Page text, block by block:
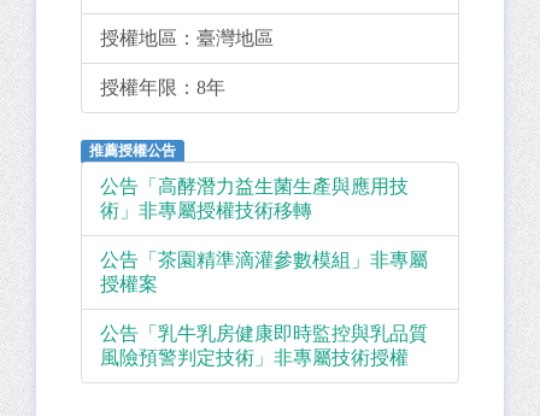
授權地區： 臺灣地區
授權年限： 8年
推薦授權公告
公告「高酵潛力益生菌生產與應用技
術」非專屬授權技術移轉
公告「茶園精準滴灌參數模組」非專屬
授權案
公告「乳牛乳房健康即時監控與乳品質
風險預警判定技術」非專屬技術授權